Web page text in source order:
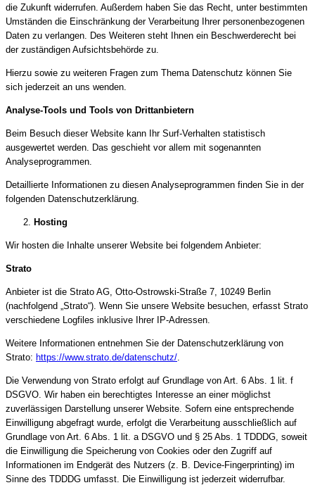
die Zukunft widerrufen. Außerdem haben Sie das Recht, unter bestimmten
Umständen die Einschränkung der Verarbeitung Ihrer personenbezogenen
Daten zu verlangen. Des Weiteren steht Ihnen ein Beschwerderecht bei
der zuständigen Aufsichtsbehörde zu.
Hierzu sowie zu weiteren Fragen zum Thema Datenschutz können Sie
sich jederzeit an uns wenden.
Analyse-Tools und Tools von Dritt­anbietern
Beim Besuch dieser Website kann Ihr Surf-Verhalten statistisch
ausgewertet werden. Das geschieht vor allem mit sogenannten
Analyseprogrammen.
Detaillierte Informationen zu diesen Analyseprogrammen finden Sie in der
folgenden Datenschutzerklärung.
Hosting
Wir hosten die Inhalte unserer Website bei folgendem Anbieter:
Strato
Anbieter ist die Strato AG, Otto-Ostrowski-Straße 7, 10249 Berlin
(nachfolgend „Strato“). Wenn Sie unsere Website besuchen, erfasst Strato
verschiedene Logfiles inklusive Ihrer IP-Adressen.
Weitere Informationen entnehmen Sie der Datenschutzerklärung von
Strato: https://www.strato.de/datenschutz/.
Die Verwendung von Strato erfolgt auf Grundlage von Art. 6 Abs. 1 lit. f
DSGVO. Wir haben ein berechtigtes Interesse an einer möglichst
zuverlässigen Darstellung unserer Website. Sofern eine entsprechende
Einwilligung abgefragt wurde, erfolgt die Verarbeitung ausschließlich auf
Grundlage von Art. 6 Abs. 1 lit. a DSGVO und § 25 Abs. 1 TDDDG, soweit
die Einwilligung die Speicherung von Cookies oder den Zugriff auf
Informationen im Endgerät des Nutzers (z. B. Device-Fingerprinting) im
Sinne des TDDDG umfasst. Die Einwilligung ist jederzeit widerrufbar.